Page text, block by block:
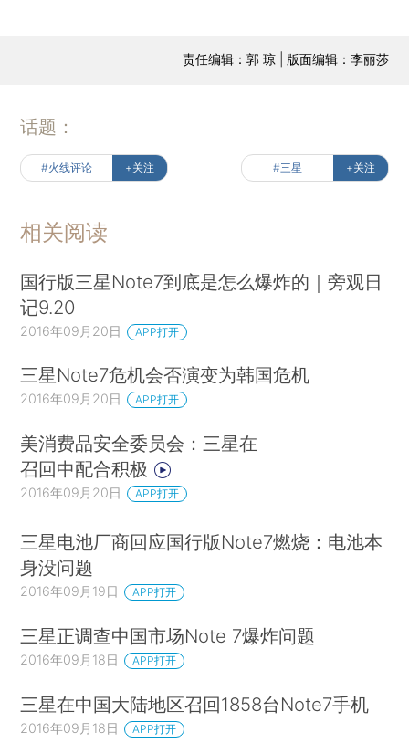
责任编辑：郭 琼 | 版面编辑：李丽莎
话题：
#火线评论 +关注 #三星 +关注
相关阅读
国行版三星Note7到底是怎么爆炸的｜旁观日
记9.20
2016年09月20日 APP打开
三星Note7危机会否演变为韩国危机
2016年09月20日 APP打开
美消费品安全委员会：三星在
召回中配合积极
2016年09月20日 APP打开
三星电池厂商回应国行版Note7燃烧：电池本
身没问题
2016年09月19日 APP打开
三星正调查中国市场Note 7爆炸问题
2016年09月18日 APP打开
三星在中国大陆地区召回1858台Note7手机
2016年09月18日 APP打开